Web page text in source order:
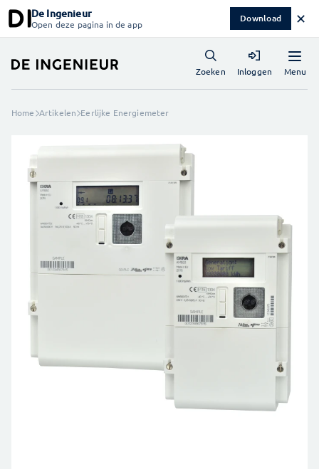
De Ingenieur
Open deze pagina in de app Download ✕
Menu
Zoeken Inloggen
Home Artikelen Eerlijke Energiemeter